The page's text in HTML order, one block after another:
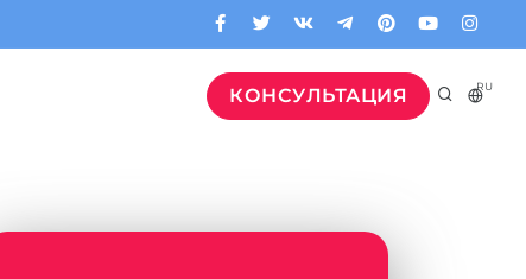
КОНСУЛЬТАЦИЯ RU